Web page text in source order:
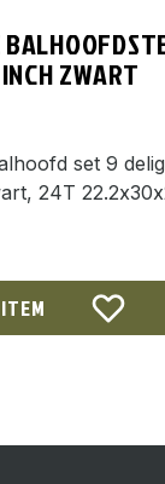
ZWART
set 9
24T